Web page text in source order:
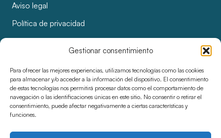
Gestionar consentimiento
Para ofrecer las mejores experiencias, utilizamos tecnologías como las cookies
para almacenar y/o acceder a la información del dispositivo. El consentimiento
de estas tecnologías nos permitirá procesar datos como el comportamiento de
navegación o las identificaciones únicas en este sitio. No consentir o retirar el
consentimiento, puede afectar negativamente a ciertas características y
funciones.
Aviso legal
Política de privacidad
Política de cookies
Accesibilidad